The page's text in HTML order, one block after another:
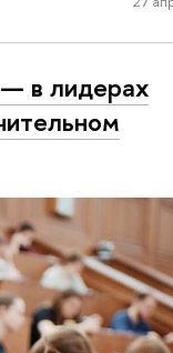
в лидерах